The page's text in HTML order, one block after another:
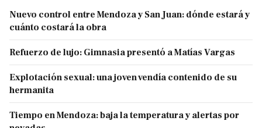
Nuevo control entre Mendoza y San Juan: dónde estará y
cuánto costará la obra
Refuerzo de lujo: Gimnasia presentó a Matías Vargas
Explotación sexual: una joven vendía contenido de su
hermanita
Tiempo en Mendoza: baja la temperatura y alertas por